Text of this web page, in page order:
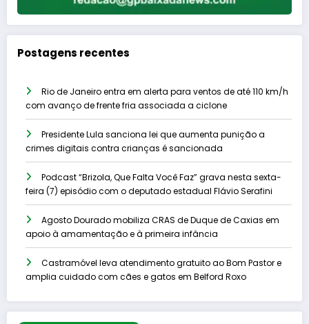
Postagens recentes
Rio de Janeiro entra em alerta para ventos de até 110 km/h
com avanço de frente fria associada a ciclone
Presidente Lula sanciona lei que aumenta punição a
crimes digitais contra crianças é sancionada
Podcast “Brizola, Que Falta Você Faz” grava nesta sexta-
feira (7) episódio com o deputado estadual Flávio Serafini
Agosto Dourado mobiliza CRAS de Duque de Caxias em
apoio à amamentação e à primeira infância
Castramóvel leva atendimento gratuito ao Bom Pastor e
amplia cuidado com cães e gatos em Belford Roxo